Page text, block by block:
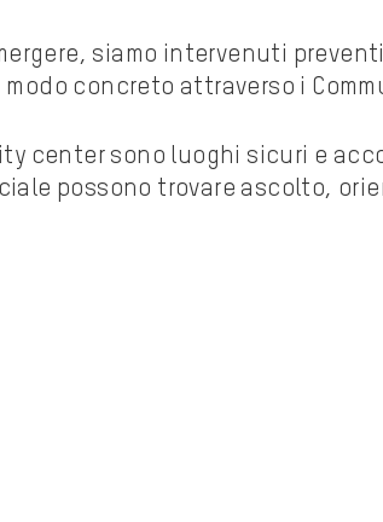
siamo intervenuti
concreto attraverso i
center sono luoghi sicuri e
possono trovare ascolto,